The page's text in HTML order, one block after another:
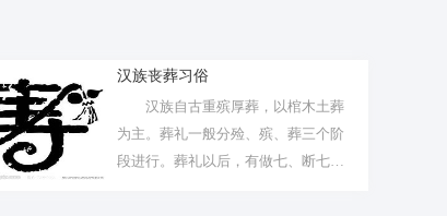
汉族丧葬习俗
汉族自古重殡厚葬，以棺木土葬
为主。葬礼一般分殓、殡、葬三个阶
段进行。葬礼以后，有做七、断七、